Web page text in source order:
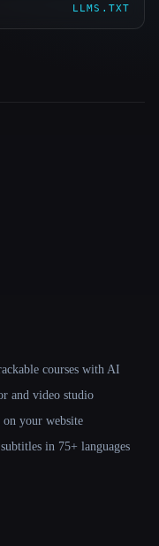
LLMS.TXT
courses with AI
and video studio
your website
in 75+ languages